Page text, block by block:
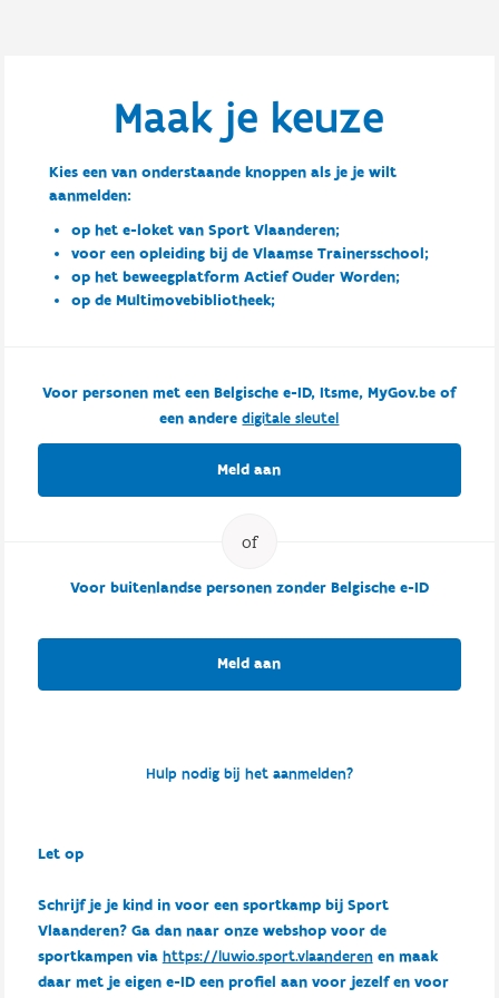
Maak je keuze
Kies een van onderstaande knoppen als je je wilt
aanmelden:
op het e-loket van Sport Vlaanderen;
voor een opleiding bij de Vlaamse Trainersschool;
op het beweegplatform Actief Ouder Worden;
op de Multimovebibliotheek;
Voor personen met een Belgische e-ID, Itsme, MyGov.be of
een anderedigitale sleutel
Meld aan
Voor buitenlandse personen zonder Belgische e-ID
Meld aan
Hulp nodig bij het aanmelden?
Let op
Schrijf je je kind in voor een sportkamp bij Sport
Vlaanderen? Ga dan naar onze webshop voor de
sportkampen via https://luwio.sport.vlaanderenen maak
daar met je eigen e-ID een profiel aan voor jezelf en voor